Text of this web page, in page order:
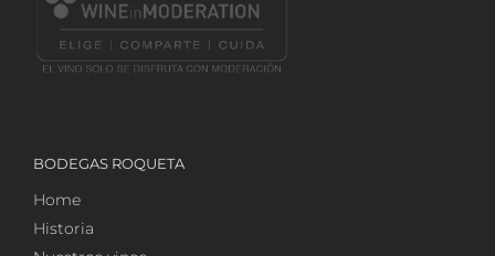
BODEGAS ROQUETA
Home
Historia